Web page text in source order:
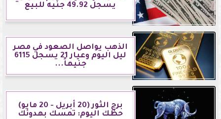
يسجل 49.92 جنيه للبيع
الذهب يواصل الصعود في مصر
ليل اليوم وعيار 21 يسجل 6115
جنيهاً...
برج الثور (20 أبريل - 20 مايو)
حظك اليوم: تمسك بهدوئك